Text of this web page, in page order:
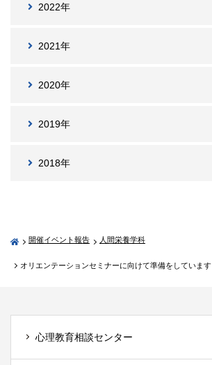
2022年
2021年
2020年
2019年
2018年
開催イベント報告 人間栄養学科
オリエンテーションセミナーに向けて準備をしています
心理教育相談センター